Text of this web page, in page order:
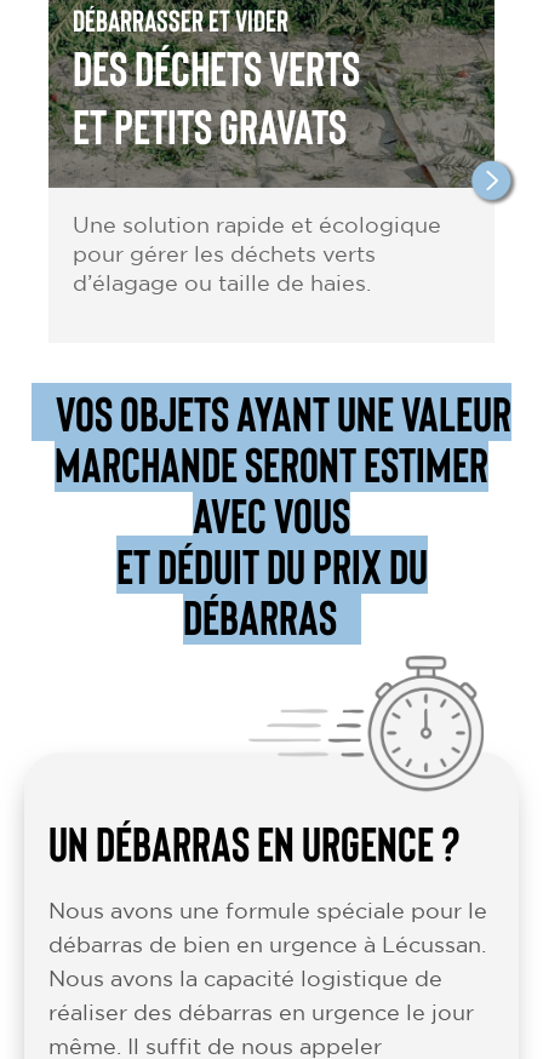
Débarrasser et vider
des Déchets verts
et petits gravats
Une solution rapide et écologique
pour gérer les déchets verts
d’élagage ou taille de haies.
VOS OBJETS AYANT UNE VALEUR
MARCHANDE SERONT ESTIMER
AVEC VOUS
ET DÉDUIT DU PRIX DU
DÉBARRAS
UN DÉBARRAS EN URGENCE ?
Nous avons une formule spéciale pour le
débarras de bien en urgence à Lécussan.
Nous avons la capacité logistique de
réaliser des débarras en urgence le jour
même. Il suffit de nous appeler